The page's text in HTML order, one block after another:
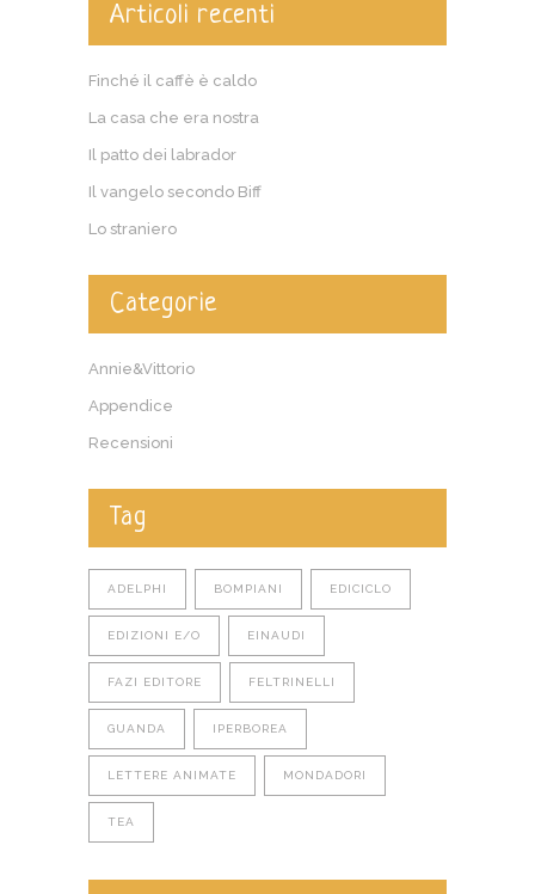
Articoli recenti
Finché il caffè è caldo
La casa che era nostra
Il patto dei labrador
Il vangelo secondo Biff
Lo straniero
Categorie
Annie&Vittorio
Appendice
Recensioni
Tag
ADELPHI BOMPIANI EDICICLO
EDIZIONI E/O EINAUDI
FAZI EDITORE FELTRINELLI
GUANDA IPERBOREA
LETTERE ANIMATE MONDADORI
TEA